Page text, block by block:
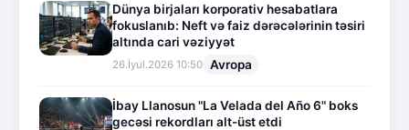
Dünya birjaları korporativ hesabatlara
fokuslanıb: Neft və faiz dərəcələrinin təsiri
altında cari vəziyyət
26.İyul.2026 10:50 Avropa
İbay Llanosun "La Velada del Año 6" boks
gecəsi rekordları alt-üst etdi